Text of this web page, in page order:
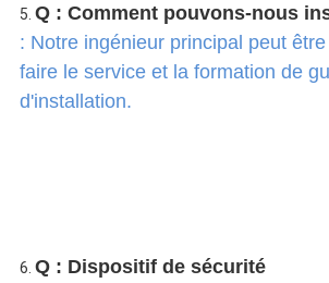
5. Q : Comment pouvons-nous
: Notre ingénieur principal peut
faire le service et la formation de
d'installation.
6. Q : Dispositif de sécurité